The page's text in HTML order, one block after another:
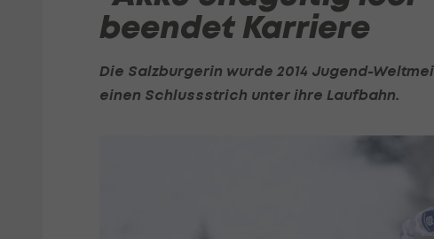
beendet Karriere
Die Salzburgerin wurde 2014 Jugend-
einen Schlussstrich unter ihre Laufbahn.